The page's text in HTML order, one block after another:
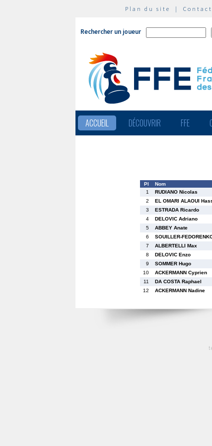
Plan du site | Contact
Rechercher un joueur
ACCUEIL DÉCOUVRIR FFE
Pl Nom
1
RUDIANO Nicolas
2
EL OMARI ALAOUI
3
ESTRADA Ricardo
4
DELOVIC Adriano
5
ABBEY Anate
6
SOUILLER-
7
ALBERTELLI Max
8
DELOVIC Enzo
9
SOMMER Hugo
10
ACKERMANN Cyprien
11
DA COSTA Raphael
12
ACKERMANN Nadine